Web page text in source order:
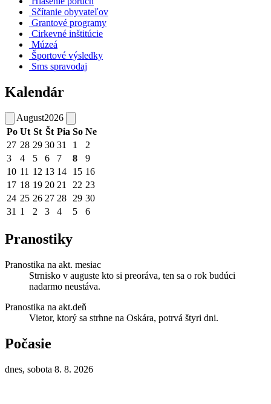
Sčítanie obyvateľov
Grantové programy
Cirkevné inštitúcie
Múzeá
Športové výsledky
Sms spravodaj
Kalendár
August2026
Po Ut St Št Pia So Ne
27 28 29 30 31 1
2
3
4 5 6 7 8
9
10 11 12 13 14 15 16
17 18 19 20 21 22 23
24 25 26 27 28 29 30
31 1 2 3 4 5 6
Pranostiky
Pranostika na akt. mesiac
Strnisko v auguste kto si preoráva, ten sa o rok budúci
nadarmo neustáva.
Pranostika na akt.deň
Vietor, ktorý sa strhne na Oskára, potrvá štyri dni.
Počasie
dnes, sobota 8. 8. 2026